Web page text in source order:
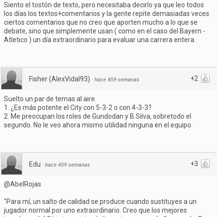
Siento el tostón de texto, pero necesitaba decirlo ya que leo todos
los días los textos+comentarios y la gente repite demasiadas veces
ciertos comentarios que no creo que aporten mucho a lo que se
debate, sino que simplemente usan ( como en el caso del Bayern -
Atletico ) un día extraordinario para evaluar una carrera entera.
+2
Fisher (AlexVidal93) · hace 459 semanas
Suelto un par de temas al aire.
1. ¿Es más potente el City con 5-3-2 o con 4-3-3?
2. Me preocupan los roles de Gundodan y B.Silva, sobretodo el
segundo. No le veo ahora mismo utilidad ninguna en el equipo.
+3
Edu · hace 459 semanas
@AbelRojas
"Para mí, un salto de calidad se produce cuando sustituyes a un
jugador normal por uno extraordinario. Creo que los mejores